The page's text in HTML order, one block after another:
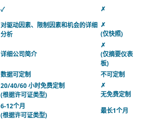
✓ ✗
对驱动因素、限制因素和机会的详细
分析
✗
(仅快照)
详细公司简介
✗
(仅摘要仪表
板)
数据可定制
不可定制
20/40/60 小时免费定制
(根据许可证类型)
✗
无免费定制
6-12个月
(根据许可证类型)
最长1个月